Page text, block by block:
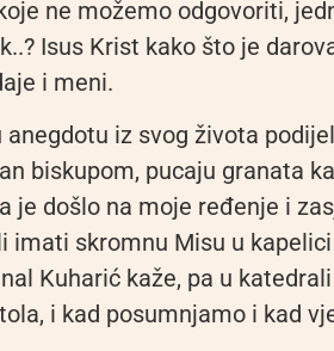
ne možemo odgovoriti,
Isus Krist kako što je
i meni.
iz svog života
biskupom, pucaju granata
je došlo na moje ređenje i
imati skromnu Misu u
Kuharić kaže, pa u
i kad posumnjamo i kad